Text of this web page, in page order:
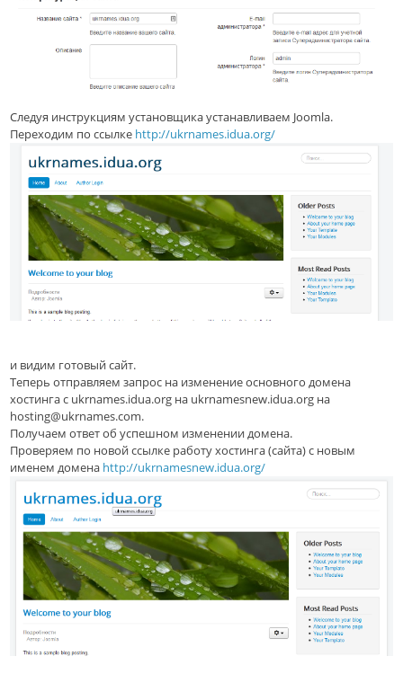
Следуя инструкциям установщика устанавливаем Joomla.
Переходим по ссылке http://ukrnames.idua.org/
и видим готовый сайт.
Теперь отправляем запрос на изменение основного домена
хостинга с ukrnames.idua.org на ukrnamesnew.idua.org на
hosting@ukrnames.com.
Получаем ответ об успешном изменении домена.
Проверяем по новой ссылке работу хостинга (сайта) с новым
именем домена http://ukrnamesnew.idua.org/